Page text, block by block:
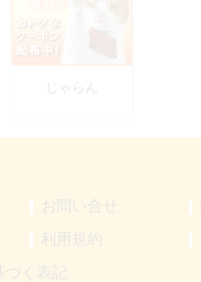
じゃらん
お問い合せ
利用規約
く表記